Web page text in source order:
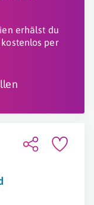
erhälst du
per